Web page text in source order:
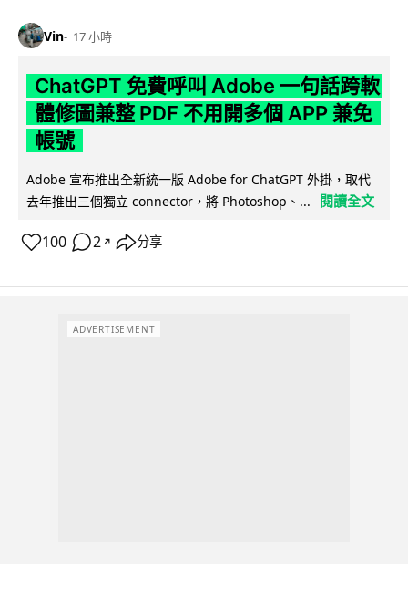
Vin 17 小時
ChatGPT 免費呼叫 Adobe 一句話跨軟
體修圖兼整 PDF 不用開多個 APP 兼免
帳號
Adobe 宣布推出全新統一版 Adobe for ChatGPT 外掛，取代
去年推出三個獨立 connector，將 Photoshop、...
閱讀全文
100 2 ↗ 分享
ADVERTISEMENT